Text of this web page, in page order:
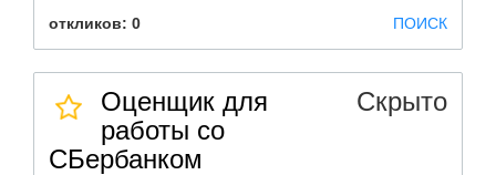
откликов: 0
ПОИСК
Оценщик для
работы со
СБербанком
Скрыто